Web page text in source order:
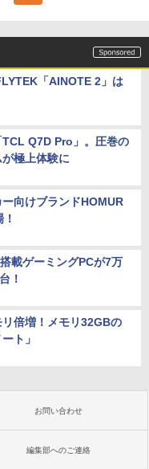
「AINOTE 2」は
Q7D Pro」。圧巻の
極上体験に
向けブランドHOMUR
載ゲーミングPCが7万
！
倍増！メモリ32GBの
ト」
お問い合わせ
編集部へのご連絡